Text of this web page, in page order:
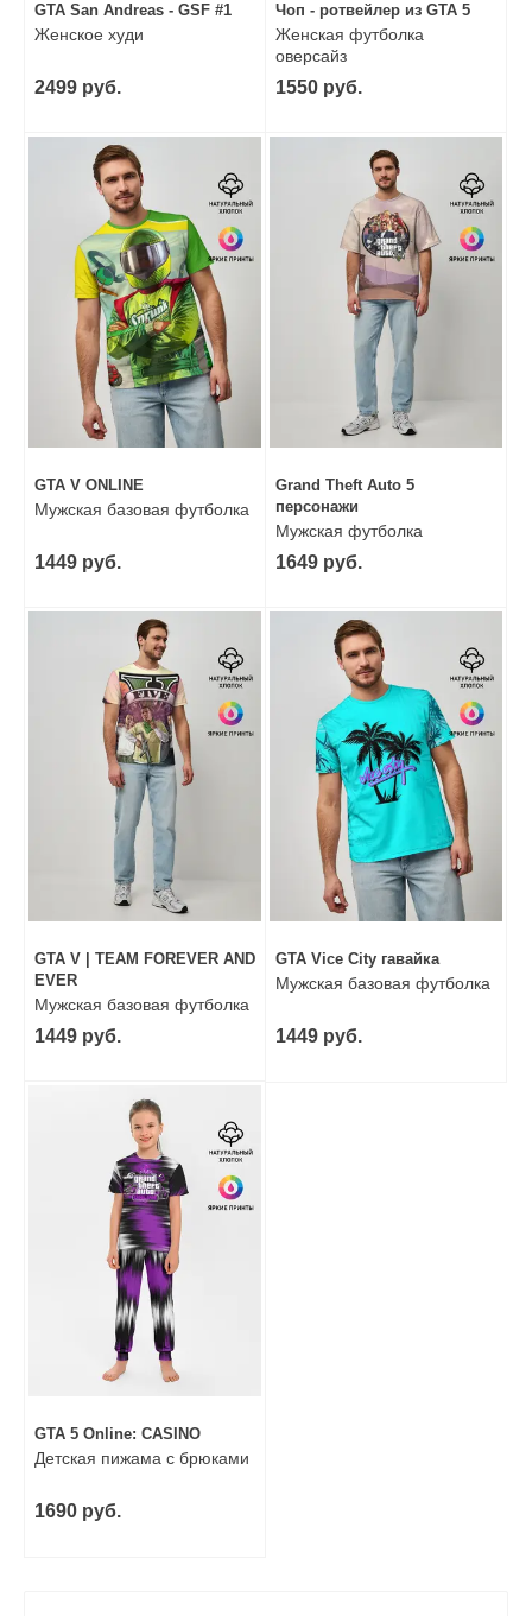
GTA San Andreas - GSF #1
Женское худи
2499 руб.
Чоп - ротвейлер из GTA 5
Женская футболка
оверсайз
1550 руб.
GTA V ONLINE
Мужская базовая футболка
1449 руб.
Grand Theft Auto 5
персонажи
Мужская футболка
оверсайз
1649 руб.
GTA V | TEAM FOREVER AND
EVER
Мужская базовая футболка
1449 руб.
GTA Vice City гавайка
Мужская базовая футболка
1449 руб.
GTA 5 Online: CASINO
Детская пижама с брюками
1690 руб.